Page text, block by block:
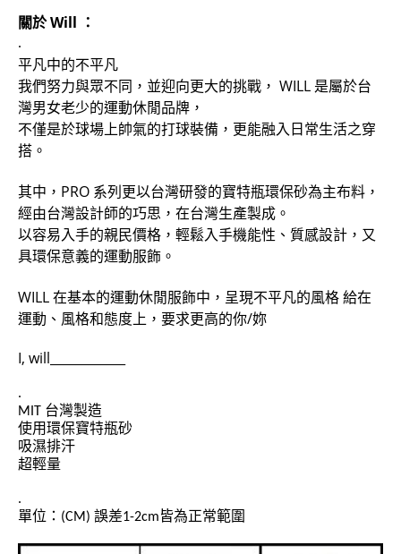
關於 Will ：
.
平凡中的不平凡
我們努力與眾不同，並迎向更大的挑戰， WILL 是屬於台
灣男女老少的運動休閒品牌，
不僅是於球場上帥氣的打球裝備，更能融入日常生活之穿
搭。
其中，PRO 系列更以台灣研發的寶特瓶環保砂為主布料，
經由台灣設計師的巧思，在台灣生產製成。
以容易入手的親民價格，輕鬆入手機能性、質感設計，又
具環保意義的運動服飾。
WILL 在基本的運動休閒服飾中，呈現不平凡的風格 給在
運動、風格和態度上，要求更高的你/妳
I, will____________
.
MIT 台灣製造
使用環保寶特瓶砂
吸濕排汗
超輕量
.
單位：(CM) 誤差1-2cm皆為正常範圍